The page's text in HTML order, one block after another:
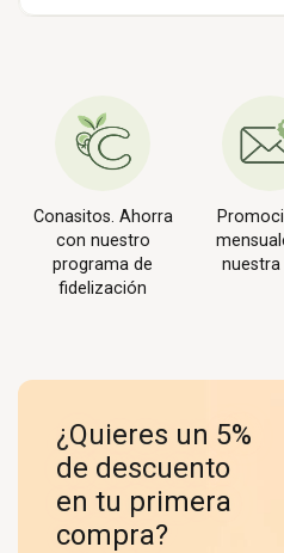
clarificada
Conasitos. Ahorra
con nuestro
programa de
fidelización
nuestra
¿Quieres un 5%
de descuento
en tu primera
compra?